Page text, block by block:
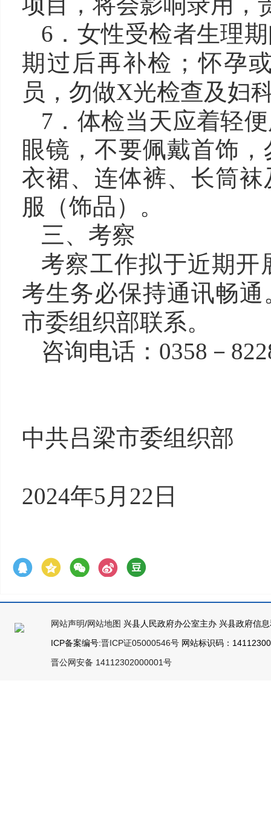
6．女性受检者生理
期过后再补检；怀孕
员，勿做X光检查及妇
7．体检当天应着轻
眼镜 ， 不要佩戴首饰
衣裙、连体裤、长筒
服（饰品） 。
三、考察
考察工作拟于近期开
考生务必保持通讯畅
市委组织部联系。
咨询电话： 0358－
中共吕梁市委组织部
2024年5 月 22 日
网站声明/网站地图 兴县人民政府办公室主办 兴县政府信
ICP备案编号:晋ICP证05000546号 网站标识码：
晋公网安备 14112302000001号